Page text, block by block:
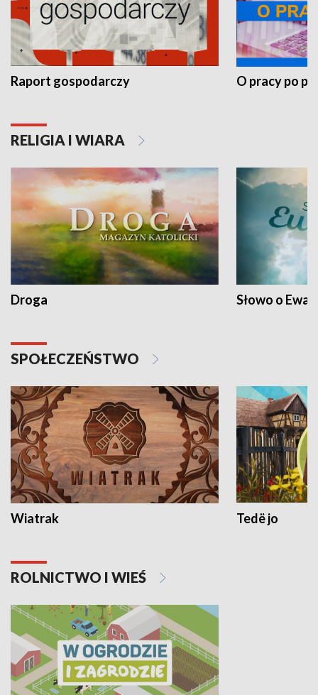
Raport gospodarczy O pracy po
RELIGIA I WIARA
Droga Słowo o
SPOŁECZEŃSTWO
Wiatrak Tedë jo
ROLNICTWO I WIEŚ